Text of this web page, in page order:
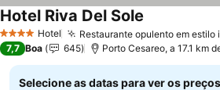
4 EstrelasHotel Restaurante opulento em estilo
Hotel Riva Del Sole
7,7 Boa 645 Porto Cesareo, a 17.1 km
Selecione as datas para ver os preços